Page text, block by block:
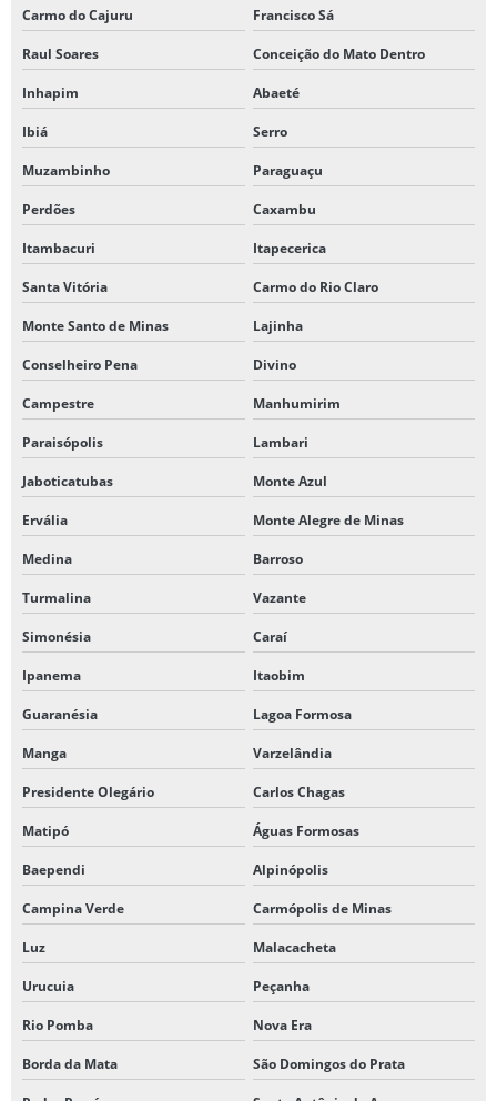
Carmo do Cajuru Francisco Sá
Raul Soares Conceição do Mato Dentro
Inhapim Abaeté
Ibiá Serro
Muzambinho Paraguaçu
Perdões Caxambu
Itambacuri Itapecerica
Santa Vitória Carmo do Rio Claro
Monte Santo de Minas Lajinha
Conselheiro Pena Divino
Campestre Manhumirim
Paraisópolis Lambari
Jaboticatubas Monte Azul
Ervália Monte Alegre de Minas
Medina Barroso
Turmalina Vazante
Simonésia Caraí
Ipanema Itaobim
Guaranésia Lagoa Formosa
Manga Varzelândia
Presidente Olegário Carlos Chagas
Matipó Águas Formosas
Baependi Alpinópolis
Campina Verde Carmópolis de Minas
Luz Malacacheta
Urucuia Peçanha
Rio Pomba Nova Era
Borda da Mata São Domingos do Prata